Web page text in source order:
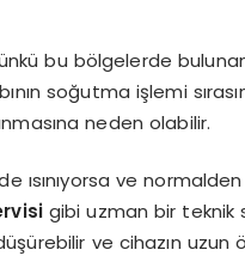
bu bölgelerde
soğutma işlemi
neden olabilir.
ısınıyorsa ve
gibi uzman bir teknik
ve cihazın uzun